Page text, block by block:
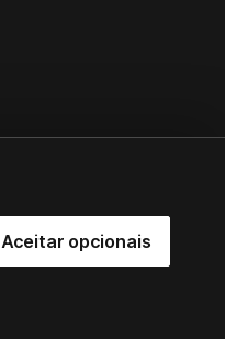
Aceitar opcionais